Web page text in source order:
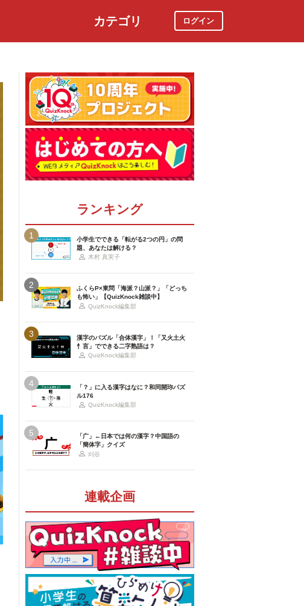
カテゴリ ログイン
ランキング
1
小学生でできる「転がる2つの円」の問
題、あなたは解ける？
木村 真実子
2
ふくらP×東問「海派？山派？」「どっち
も怖い」【QuizKnock雑談中】
QuizKnock編集部
3
漢字のパズル「合体漢字」！「又火土火
忄言」でできる二字熟語は？
QuizKnock編集部
4
「？」に入る漢字はなに？和同開珎パズ
ル176
QuizKnock編集部
5
「广」←日本では何の漢字？中国語の
「簡体字」クイズ
刈谷
連載企画